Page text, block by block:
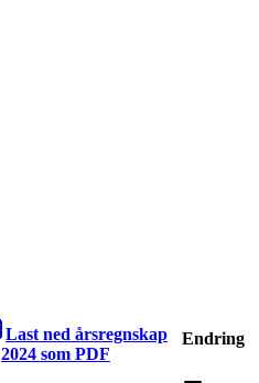
Last ned årsregnskap
2024 som PDF
Endring